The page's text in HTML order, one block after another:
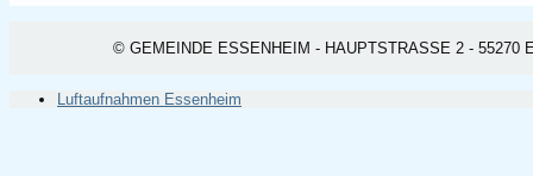
© GEMEINDE ESSENHEIM - HAUPTSTRASSE 2 - 55270
Luftaufnahmen Essenheim